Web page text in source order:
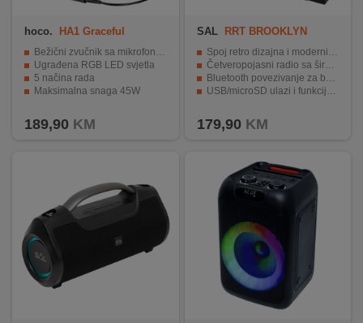
hoco. HA1 Graceful
Bežični zvučnik sa mikrofonom
Ugrađena RGB LED svjetla
5 načina rada
Maksimalna snaga 45W
189,90 KM
SAL RRT BROOKLYN
Spoj retro dizajna i modernih funkcija
Četveropojasni radio sa širokim rasponom frekvencija
Bluetooth povezivanje za bežično slušanje glazbe
USB/microSD ulazi i funkcija reprodukcije/snivanja kazeta
179,90 KM